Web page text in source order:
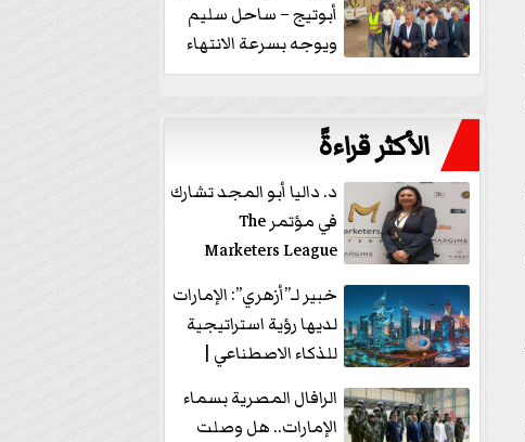
أبوتيج – ساحل سليم
ويوجه بسرعة الانتهاء
من...
الأكثر قراءةً
د. داليا أبو المجد تشارك
في مؤتمر The
Marketers League
وتدير جلسة...
خبير لـ”أزهري”: الإمارات
لديها رؤية استراتيجية
للذكاء الاصطناعي |
الرافال المصرية بسماء
الإمارات.. هل وصلت